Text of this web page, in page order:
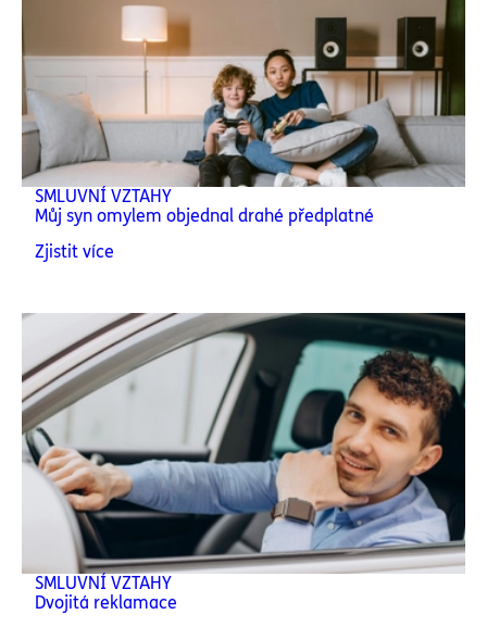
SMLUVNÍ VZTAHY
Můj syn omylem objednal drahé předplatné
Zjistit více
SMLUVNÍ VZTAHY
Dvojitá reklamace